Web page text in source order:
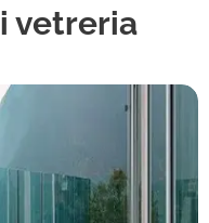
vetreria